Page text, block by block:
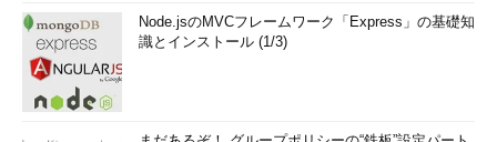
Node.jsのMVCフレームワーク「Express」の基礎知
識とインストール (1/3)